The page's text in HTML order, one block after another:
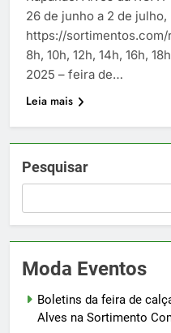
26 de junho a 2 de
https://
8h, 10h, 12h, 14h, 16h,
2025 – feira de…
Leia mais
Pesquisar
Moda Eventos
Boletins da feira de
Alves na Sortimento